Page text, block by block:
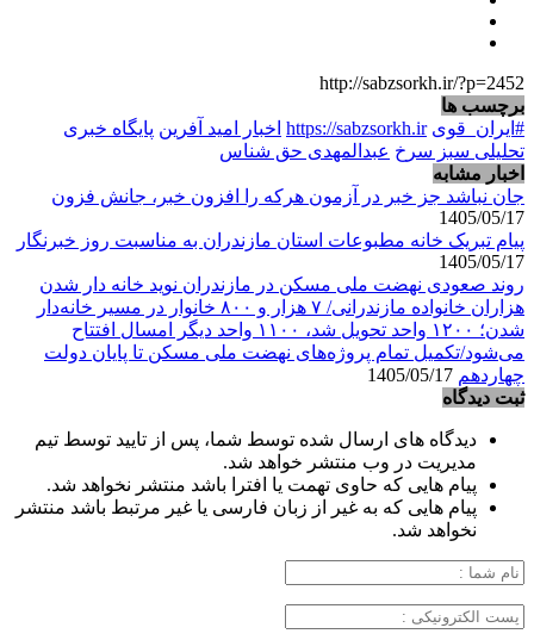
http://sabzsorkh.ir/?p=2452
برچسب ها
#ایران_قوی https://sabzsorkh.ir اخبار امید آفرین پایگاه خبری
تحلیلی سبز سرخ عبدالمهدی حق شناس
اخبار مشابه
جان نباشد جز خبر در آزمون هرکه را افزون خبر، جانش فزون
1405/05/17
پیام تبریک خانه مطبوعات استان مازندران به مناسبت روز خبرنگار
1405/05/17
روند صعودی نهضت ملی مسکن در مازندران نوید خانه دار شدن
هزاران خانواده مازندرانی/ ۷ هزار و ۸۰۰ خانوار در مسیر خانه‌دار
شدن؛ ۱۲۰۰ واحد تحویل شد، ۱۱۰۰ واحد دیگر امسال افتتاح
می‌شود/تکمیل تمام پروژه‌های نهضت ملی مسکن تا پایان دولت
چهاردهم
ثبت دیدگاه
دیدگاه های ارسال شده توسط شما، پس از تایید توسط تیم
مدیریت در وب منتشر خواهد شد.
پیام هایی که حاوی تهمت یا افترا باشد منتشر نخواهد شد.
پیام هایی که به غیر از زبان فارسی یا غیر مرتبط باشد منتشر
نخواهد شد.